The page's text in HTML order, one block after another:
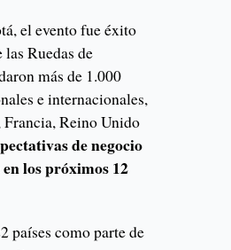
el evento fue éxito
Ruedas de
más de 1.000
e internacionales,
Francia, Reino Unido
de negocio
los próximos 12
países como parte de